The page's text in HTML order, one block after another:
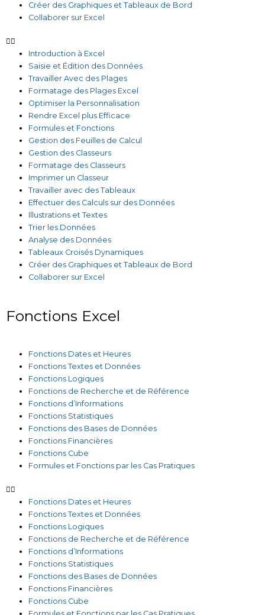
Créer des Graphiques et Tableaux de Bord
Collaborer sur Excel
Introduction à Excel
Saisie et Édition des Données
Travailler Avec des Plages
Formatage des Plages Excel
Optimiser la Personnalisation
Rendre Excel plus Efficace
Formules et Fonctions
Gestion des Feuilles de Calcul
Gestion des Classeurs
Formatage des Classeurs
Imprimer un Classeur
Travailler avec des Tableaux
Effectuer des Calculs sur des Données
Illustrations et Textes
Trier les Données
Analyse des Données
Tableaux Croisés Dynamiques
Créer des Graphiques et Tableaux de Bord
Collaborer sur Excel
Fonctions Excel
Fonctions Dates et Heures
Fonctions Textes et Données
Fonctions Logiques
Fonctions de Recherche et de Référence
Fonctions d’Informations
Fonctions Statistiques
Fonctions des Bases de Données
Fonctions Financières
Fonctions Cube
Formules et Fonctions par les Cas Pratiques
Fonctions Dates et Heures
Fonctions Textes et Données
Fonctions Logiques
Fonctions de Recherche et de Référence
Fonctions d’Informations
Fonctions Statistiques
Fonctions des Bases de Données
Fonctions Financières
Fonctions Cube